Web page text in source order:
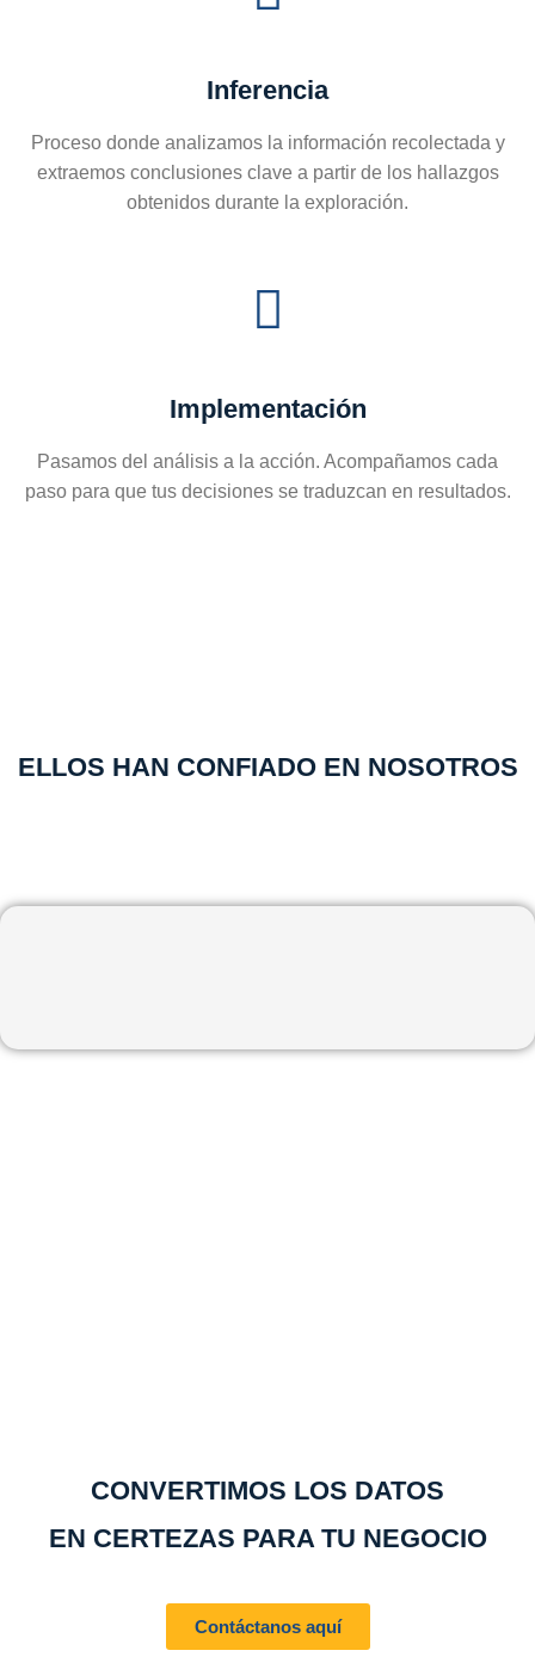
Inferencia
Proceso donde analizamos la información recolectada y
extraemos conclusiones clave a partir de los hallazgos
obtenidos durante la exploración.
Implementación
Pasamos del análisis a la acción. Acompañamos cada
paso para que tus decisiones se traduzcan en resultados.
ELLOS HAN CONFIADO EN NOSOTROS
CONVERTIMOS LOS DATOS
EN CERTEZAS PARA TU NEGOCIO
Contáctanos aquí